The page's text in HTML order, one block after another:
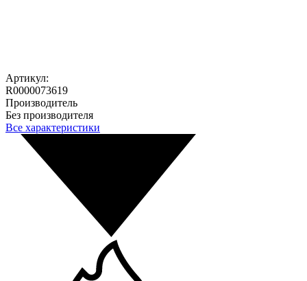
Артикул:
R0000073619
Производитель
Без производителя
Все характеристики